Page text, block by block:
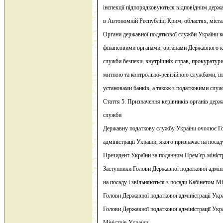
інспекції підпорядковуються відповідним
в Автономній Республіці Крим, областях,
Органи державної податкової служби України
фінансовими органами, органами Державного
служби безпеки, внутрішніх справ,
митною та контрольно-ревізійною службами,
установами банків, а також з податковими
Стаття 5. Призначення керівників органів
служби
Державну податкову службу України очолює
адміністрації України, якого призначає на
Президент України за поданням Прем'єр-
Заступники Голови Державної податкової
на посаду і звільняються з посади Кабінетом
Голови Державної податкової адміністрації
Голови Державної податкової адміністрації